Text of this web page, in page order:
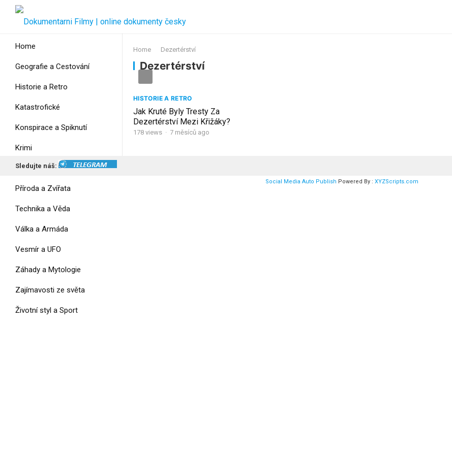
Home
Geografie a Cestování
Historie a Retro
Katastrofické
Konspirace a Spiknutí
Krimi
Myšlení
Příroda a Zvířata
Technika a Věda
Válka a Armáda
Vesmír a UFO
Záhady a Mytologie
Zajímavosti ze světa
Životní styl a Sport
Home Dezertérství
Dezertérství
HISTORIE A RETRO
Jak Kruté Byly Tresty Za
Dezertérství Mezi Křižáky?
178 views · 7 měsíců ago
Sledujte náš:
Social Media Auto Publish Powered By : XYZScripts.com